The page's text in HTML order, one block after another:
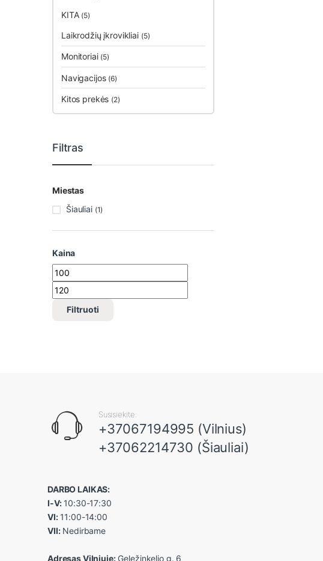
KITA (5)
Laikrodžių įkrovikliai (5)
Monitoriai (5)
Navigacijos (6)
Kitos prekės (2)
Filtras
Miestas
Šiauliai (1)
Kaina
Min kaina
Maks kaina
Filtruoti
Susisiekite:
+37067194995 (Vilnius)
+37062214730 (Šiauliai)
DARBO LAIKAS:
I-V:10:30-17:30
VI:11:00-14:00
VII:Nedirbame
Adresas Vilniuje:Geležinkelio g. 6